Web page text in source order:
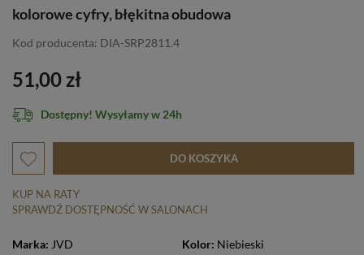
kolorowe cyfry, błękitna obudowa
Kod producenta: DIA-SRP2811.4
51,00 zł
Dostępny! Wysyłamy w 24h
DO KOSZYKA
KUP NA RATY
SPRAWDŹ DOSTĘPNOŚĆ W SALONACH
Marka: JVD Kolor: Niebieski